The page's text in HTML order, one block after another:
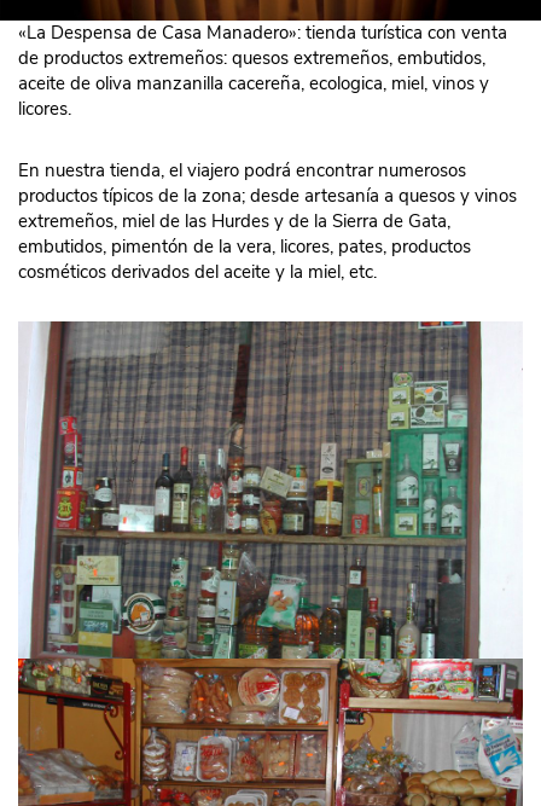
«La Despensa de Casa Manadero»: tienda turística con venta
de productos extremeños: quesos extremeños, embutidos,
aceite de oliva manzanilla cacereña, ecologica, miel, vinos y
licores.
En nuestra tienda, el viajero podrá encontrar numerosos
productos típicos de la zona; desde artesanía a quesos y vinos
extremeños, miel de las Hurdes y de la Sierra de Gata,
embutidos, pimentón de la vera, licores, pates, productos
cosméticos derivados del aceite y la miel, etc.